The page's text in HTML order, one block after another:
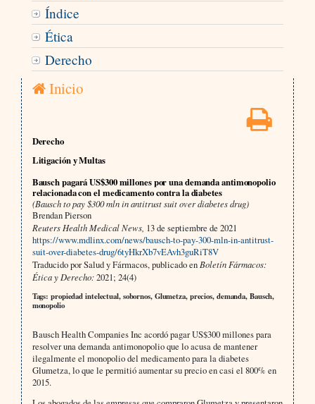
Índice
Ética
Derecho
Inicio
Derecho
Litigación y Multas
Bausch pagará US$300 millones por una demanda antimonopolio
relacionada con el medicamento contra la diabetes
(Bausch to pay $300 mln in antitrust suit over diabetes drug)
Brendan Pierson
Reuters Health Medical News, 13 de septiembre de 2021
https://www.mdlinx.com/news/bausch-to-pay-300-mln-in-antitrust-
suit-over-diabetes-drug/6tyHkrXb7vEAvh3guRiT8V
Traducido por Salud y Fármacos, publicado en Boletín Fármacos:
Ética y Derecho:2021; 24(4)
Tags: propiedad intelectual, sobornos, Glumetza, precios, demanda, Bausch,
monopolio
Bausch Health Companies Inc acordó pagar US$300 millones para
resolver una demanda antimonopolio que lo acusa de mantener
ilegalmente el monopolio del medicamento para la diabetes
Glumetza, lo que le permitió aumentar su precio en casi el 800% en
2015.